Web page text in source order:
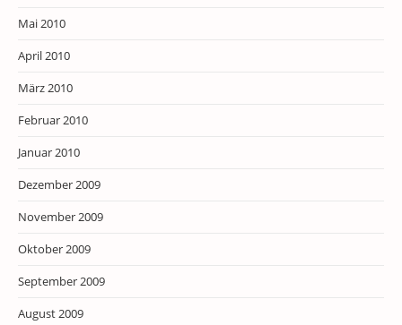
Mai 2010
April 2010
März 2010
Februar 2010
Januar 2010
Dezember 2009
November 2009
Oktober 2009
September 2009
August 2009